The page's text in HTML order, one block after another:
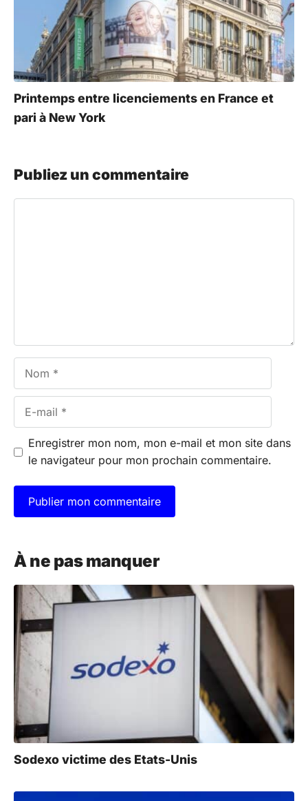
Printemps entre licenciements en France et
pari à New York
Publiez un commentaire
Enregistrer mon nom, mon e-mail et mon site dans
le navigateur pour mon prochain commentaire.
t
e
a
t
i
v
e
:
À ne pas manquer
Sodexo victime des Etats-Unis